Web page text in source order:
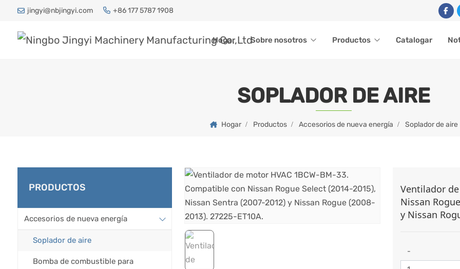
jingyi@nbjingyi.com +86 177 5787 1908
Hogar Sobre nosotros Productos Catalogar
SOPLADOR DE AIRE
Hogar Productos Accesorios de nueva energía Soplador de aire
Ventilador
Nissan
y Nissan
-
PRODUCTOS
Accesorios de nueva energía
Soplador de aire
Bomba de combustible para